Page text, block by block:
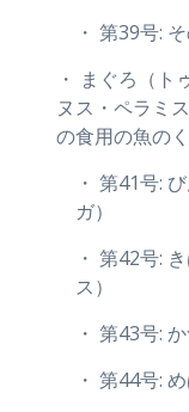
・ 第39号:
・ まぐろ（ト
ヌス・ペラミ
の食用の魚の
・ 第41号:
ガ）
・ 第42号:
ス）
・ 第43号:
・ 第44号: